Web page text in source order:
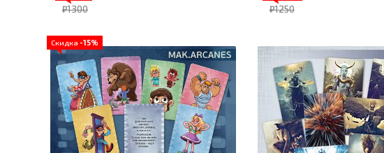
₽1300 ₽1250
Скидка -15%